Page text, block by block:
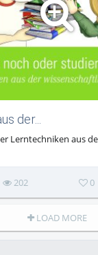
der...
Lerntechniken aus
202 0
LOAD MORE